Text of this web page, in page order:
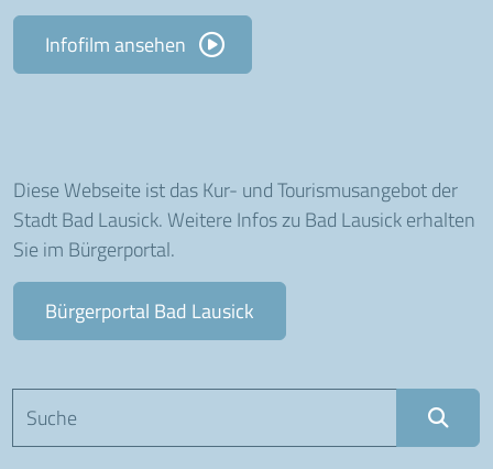
Infofilm ansehen
Diese Webseite ist das Kur- und Tourismusangebot der
Stadt Bad Lausick. Weitere Infos zu Bad Lausick erhalten
Sie im Bürgerportal.
Bürgerportal Bad Lausick